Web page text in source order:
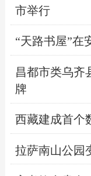
市举行
“天路书屋”在
昌都市类乌齐
牌
西藏建成首个
拉萨南山公园